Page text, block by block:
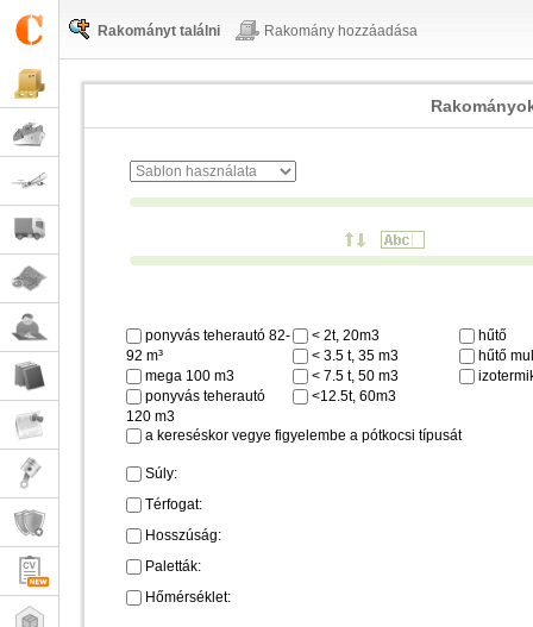
Rakományt találni Rakomány hozzáadása
ponyvás teherautó 82-
92 m³
mega 100 m3
ponyvás teherautó
120 m3
< 2t, 20m3
< 3.5 t, 35 m3
< 7.5 t, 50 m3
<12.5t, 60m3
hűtő
hűtő
a kereséskor vegye figyelembe a pótkocsi típusát
Súly:
Térfogat:
Hosszúság:
Paletták:
Hőmérséklet: